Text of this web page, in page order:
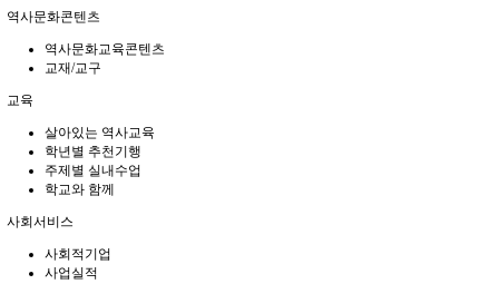
역사문화콘텐츠
역사문화교육콘텐츠
교재/교구
교육
살아있는 역사교육
학년별 추천기행
주제별 실내수업
학교와 함께
사회서비스
사회적기업
사업실적